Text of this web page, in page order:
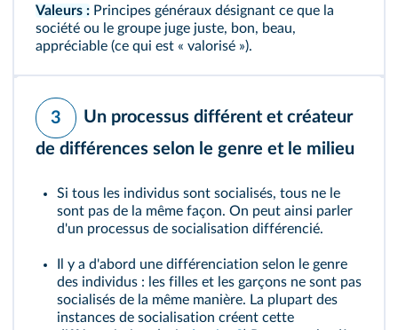
Valeurs : Principes généraux désignant ce que la
société ou le groupe juge juste, bon, beau,
appréciable (ce qui est « valorisé »).
3
Un processus différent et créateur
de différences selon le genre et le milieu
Si tous les individus sont socialisés, tous ne le
sont pas de la même façon. On peut ainsi parler
d'un processus de socialisation différencié.
Il y a d'abord une différenciation selon le genre
des individus : les filles et les garçons ne sont pas
socialisés de la même manière. La plupart des
instances de socialisation créent cette